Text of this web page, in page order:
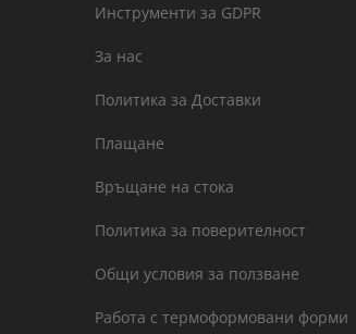
Инструменти за GDPR
За нас
Политика за Доставки
Плащане
Връщане на стока
Политика за поверителност
Общи условия за ползване
Работа с термоформовани форми